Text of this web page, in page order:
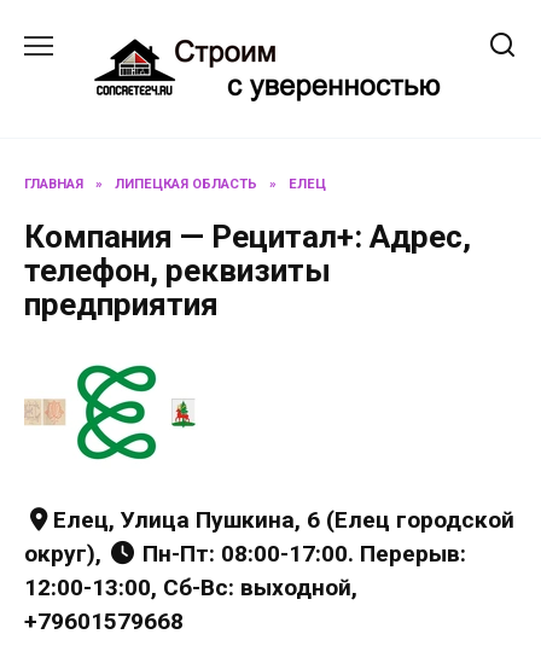
содержанию
ГЛАВНАЯ » ЛИПЕЦКАЯ ОБЛАСТЬ » ЕЛЕЦ
Компания — Рецитал+: Адрес,
телефон, реквизиты
предприятия
Елец, Улица Пушкина, 6 (Елец городской
округ),
Пн-Пт: 08:00-17:00. Перерыв:
12:00-13:00, Сб-Вс: выходной,
+79601579668